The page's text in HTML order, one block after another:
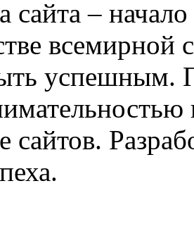
сайта –
всемирной
успешным.
сайтов.